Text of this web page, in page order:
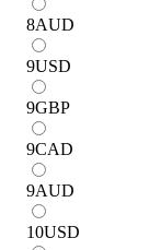
8AUD
9USD
9GBP
9CAD
9AUD
10USD